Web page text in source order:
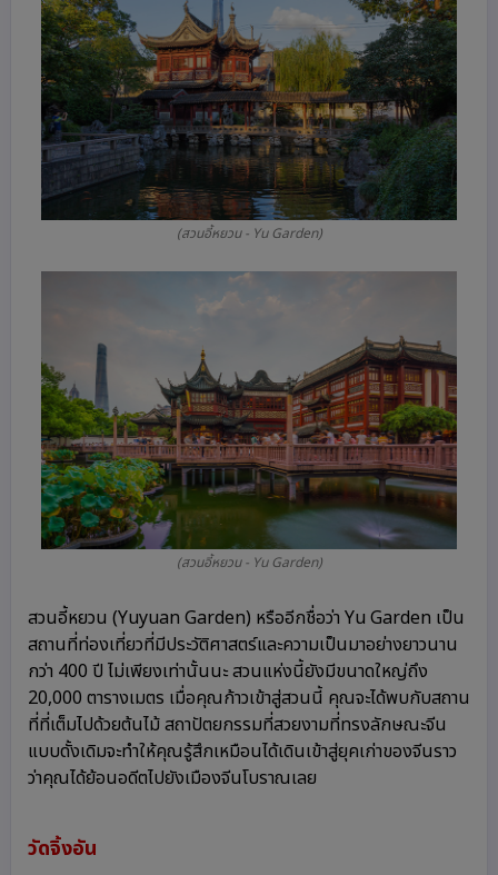
(สวนอี้หยวน - Yu Garden)
(สวนอี้หยวน - Yu Garden)
สวนอี้หยวน (Yuyuan Garden) หรืออีกชื่อว่า Yu Garden เป็น
สถานที่ท่องเที่ยวที่มีประวัติศาสตร์และความเป็นมาอย่างยาวนาน
กว่า 400 ปี ไม่เพียงเท่านั้นนะ สวนแห่งนี้ยังมีขนาดใหญ่ถึง
20,000 ตารางเมตร เมื่อคุณก้าวเข้าสู่สวนนี้ คุณจะได้พบกับสถาน
ที่ที่เต็มไปด้วยต้นไม้ สถาปัตยกรรมที่สวยงามที่ทรงลักษณะจีน
แบบดั้งเดิมจะทำให้คุณรู้สึกเหมือนได้เดินเข้าสู่ยุคเก่าของจีนราว
ว่าคุณได้ย้อนอดีตไปยังเมืองจีนโบราณเลย
วัดจิ้งอัน